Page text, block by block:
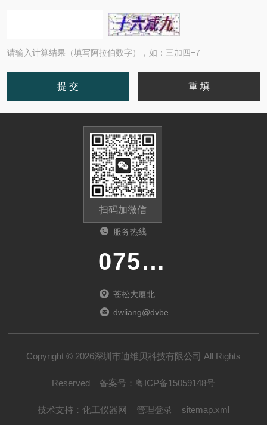
请输入计算结果（填写阿拉伯数字），如：三加四=7
扫码加微信
服务热线
0755-23481139
苍松大厦北座
1901
dwliang@dvbei.com
Copyright © 2026深圳市迪维贝科技有限公司 All Rights
Reserved 备案号： 粤ICP备15059148号
技术支持： 化工仪器网 管理登录 sitemap.xml